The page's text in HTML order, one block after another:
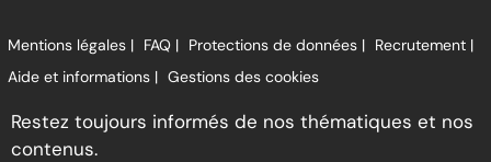
Mentions légales | FAQ | Protections de données | Recrutement |
Aide et informations | Gestions des cookies
Restez toujours informés de nos thématiques et nos
contenus.